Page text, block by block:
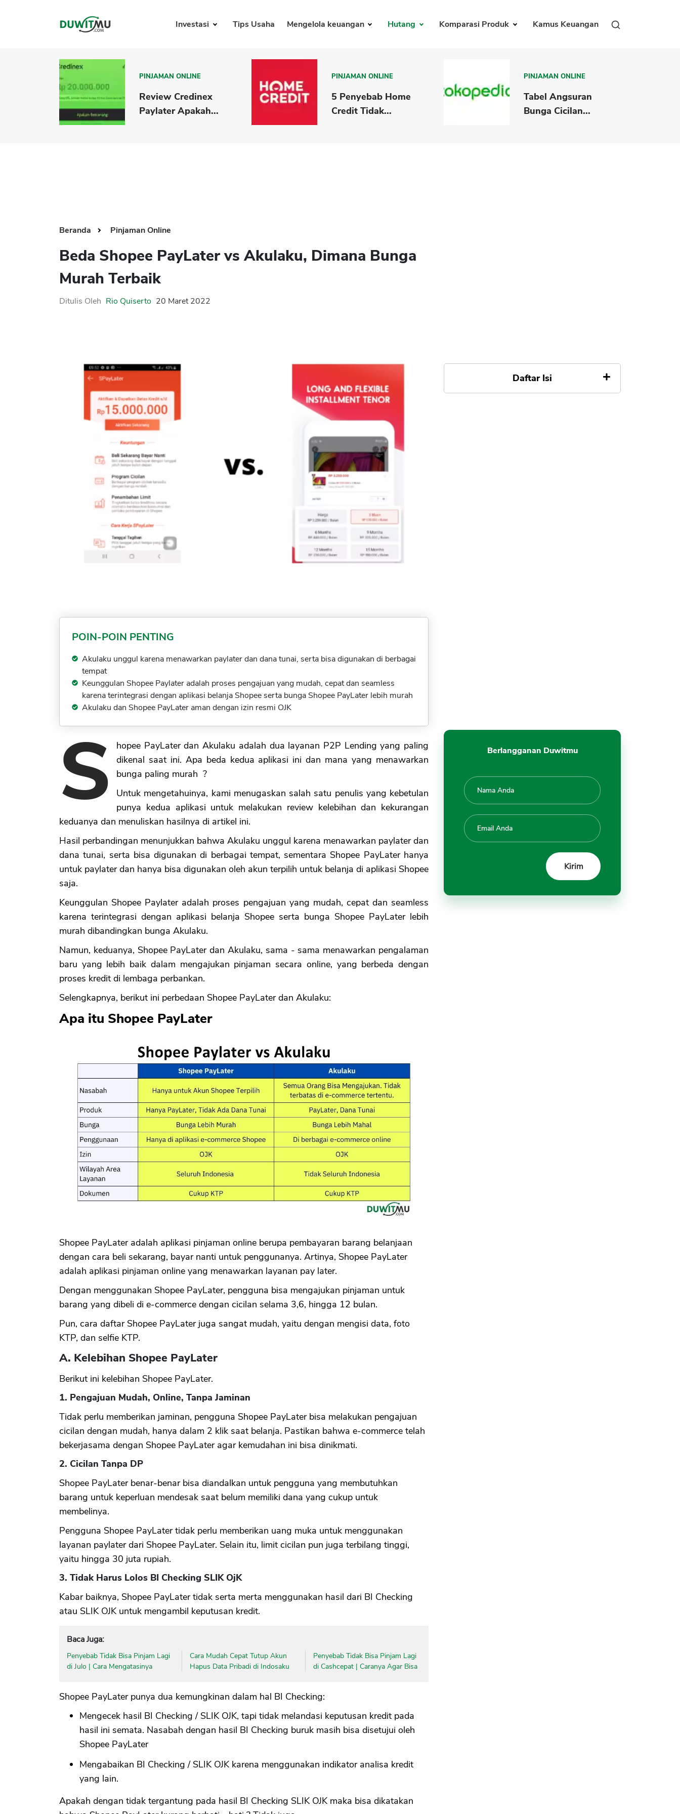
Investasi Tips Usaha Mengelola keuangan Hutang Komparasi Produk Kamus Keuangan
PINJAMAN ONLINE
Review Credinex
Paylater Apakah...
PINJAMAN ONLINE
5 Penyebab Home
Credit Tidak...
PINJAMAN ONLINE
Tabel Angsuran
Bunga Cicilan...
Beranda Pinjaman Online
Beda Shopee PayLater vs Akulaku, Dimana Bunga
Murah Terbaik
Ditulis Oleh Rio Quiserto 20 Maret 2022
POIN-POIN PENTING
Akulaku unggul karena menawarkan paylater dan dana tunai, serta bisa digunakan di berbagai
tempat
Keunggulan Shopee Paylater adalah proses pengajuan yang mudah, cepat dan seamless
karena terintegrasi dengan aplikasi belanja Shopee serta bunga Shopee PayLater lebih murah
Akulaku dan Shopee PayLater aman dengan izin resmi OJK
S
hopee PayLater dan Akulaku adalah dua layanan P2P Lending yang paling
dikenal saat ini. Apa beda kedua aplikasi ini dan mana yang menawarkan
bunga paling murah ?
Untuk mengetahuinya, kami menugaskan salah satu penulis yang kebetulan
punya kedua aplikasi untuk melakukan review kelebihan dan kekurangan
keduanya dan menuliskan hasilnya di artikel ini.
Hasil perbandingan menunjukkan bahwa Akulaku unggul karena menawarkan paylater dan
dana tunai, serta bisa digunakan di berbagai tempat, sementara Shopee PayLater hanya
untuk paylater dan hanya bisa digunakan oleh akun terpilih untuk belanja di aplikasi Shopee
saja.
Keunggulan Shopee Paylater adalah proses pengajuan yang mudah, cepat dan seamless
karena terintegrasi dengan aplikasi belanja Shopee serta bunga Shopee PayLater lebih
murah dibandingkan bunga Akulaku.
Namun, keduanya, Shopee PayLater dan Akulaku, sama - sama menawarkan pengalaman
baru yang lebih baik dalam mengajukan pinjaman secara online, yang berbeda dengan
proses kredit di lembaga perbankan.
Selengkapnya, berikut ini perbedaan Shopee PayLater dan Akulaku:
Apa itu Shopee PayLater
Shopee PayLater adalah aplikasi pinjaman online berupa pembayaran barang belanjaan
dengan cara beli sekarang, bayar nanti untuk penggunanya. Artinya, Shopee PayLater
adalah aplikasi pinjaman online yang menawarkan layanan pay later.
Dengan menggunakan Shopee PayLater, pengguna bisa mengajukan pinjaman untuk
barang yang dibeli di e-commerce dengan cicilan selama 3,6, hingga 12 bulan.
Pun, cara daftar Shopee PayLater juga sangat mudah, yaitu dengan mengisi data, foto
KTP, dan selfie KTP.
A. Kelebihan Shopee PayLater
Berikut ini kelebihan Shopee PayLater.
1. Pengajuan Mudah, Online, Tanpa Jaminan
Tidak perlu memberikan jaminan, pengguna Shopee PayLater bisa melakukan pengajuan
cicilan dengan mudah, hanya dalam 2 klik saat belanja. Pastikan bahwa e-commerce telah
bekerjasama dengan Shopee PayLater agar kemudahan ini bisa dinikmati.
2. Cicilan Tanpa DP
Shopee PayLater benar-benar bisa diandalkan untuk pengguna yang membutuhkan
barang untuk keperluan mendesak saat belum memiliki dana yang cukup untuk
membelinya.
Pengguna Shopee PayLater tidak perlu memberikan uang muka untuk menggunakan
layanan paylater dari Shopee PayLater. Selain itu, limit cicilan pun juga terbilang tinggi,
yaitu hingga 30 juta rupiah.
3. Tidak Harus Lolos BI Checking SLIK OjK
Kabar baiknya, Shopee PayLater tidak serta merta menggunakan hasil dari BI Checking
atau SLIK OJK untuk mengambil keputusan kredit.
Baca Juga:
Penyebab Tidak Bisa Pinjam Lagi
di Julo | Cara Mengatasinya
Cara Mudah Cepat Tutup Akun
Hapus Data Pribadi di Indosaku
Penyebab Tidak Bisa Pinjam Lagi
di Cashcepat | Caranya Agar Bisa
Shopee PayLater punya dua kemungkinan dalam hal BI Checking:
Mengecek hasil BI Checking / SLIK OJK, tapi tidak melandasi keputusan kredit pada
hasil ini semata. Nasabah dengan hasil BI Checking buruk masih bisa disetujui oleh
Shopee PayLater
Mengabaikan BI Checking / SLIK OJK karena menggunakan indikator analisa kredit
yang lain.
Apakah dengan tidak tergantung pada hasil BI Checking SLIK OJK maka bisa dikatakan
Daftar Isi
Berlangganan Duwitmu
OK
CANCEL